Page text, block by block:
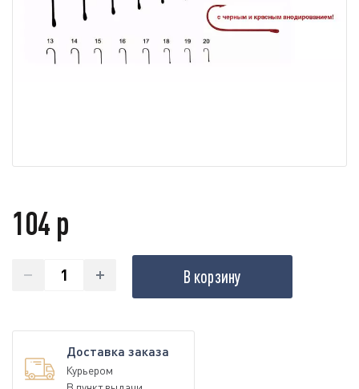
104 р
В корзину
Доставка заказа
Курьером